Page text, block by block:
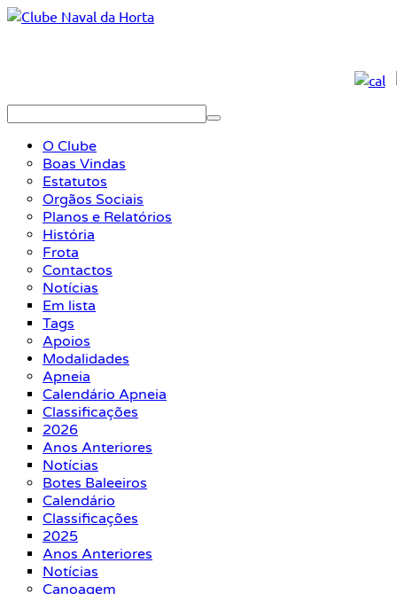
O Clube
Boas Vindas
Estatutos
Orgãos Sociais
Planos e Relatórios
História
Frota
Contactos
Notícias
Em lista
Tags
Apoios
Modalidades
Apneia
Calendário Apneia
Classificações
2026
Anos Anteriores
Notícias
Botes Baleeiros
Calendário
Classificações
2025
Anos Anteriores
Notícias
Canoagem